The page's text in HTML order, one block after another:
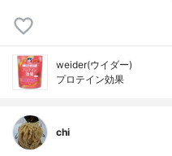
weider(ウイダー)
プロテイン効果
chi